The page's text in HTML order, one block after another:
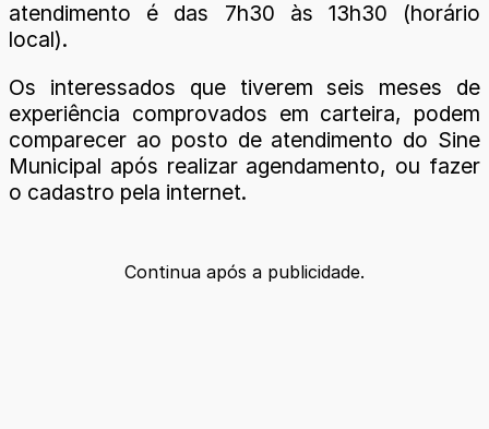
atendimento é das 7h30 às 13h30 (horário
local).
Os interessados que tiverem seis meses de
experiência comprovados em carteira, podem
comparecer ao posto de atendimento do Sine
Municipal após realizar agendamento, ou fazer
o cadastro pela internet.
Continua após a publicidade.